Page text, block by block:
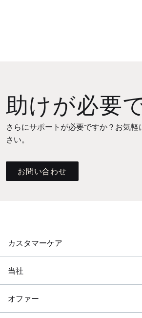
助けが必要
さらにサポートが必要ですか？お気軽
さい。
お問い合わせ
カスタマーケア
当社
オファー